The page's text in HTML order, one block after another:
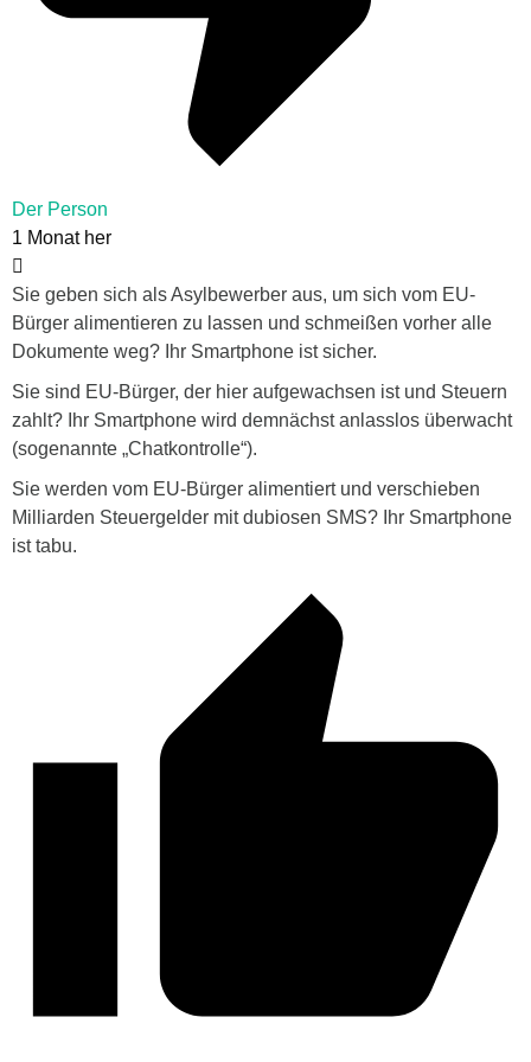
Der Person
1 Monat her
Sie geben sich als Asylbewerber aus, um sich vom EU-
Bürger alimentieren zu lassen und schmeißen vorher alle
Dokumente weg? Ihr Smartphone ist sicher.
Sie sind EU-Bürger, der hier aufgewachsen ist und Steuern
zahlt? Ihr Smartphone wird demnächst anlasslos überwacht
(sogenannte „Chatkontrolle“).
Sie werden vom EU-Bürger alimentiert und verschieben
Milliarden Steuergelder mit dubiosen SMS? Ihr Smartphone
ist tabu.